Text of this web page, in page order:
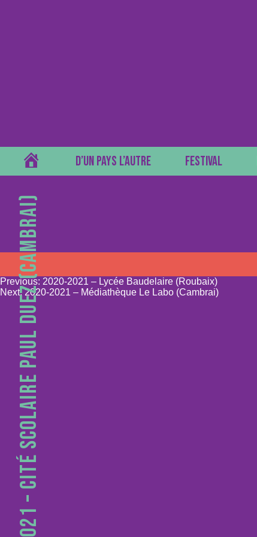
D’UN PAYS L’AUTRE FESTIVAL
2020-2021 – CITÉ SCOLAIRE PAUL DUEZ (CAMBRAI)
Navigation
de
l’article
Previous: 2020-2021 – Lycée Baudelaire (Roubaix)
Next: 2020-2021 – Médiathèque Le Labo (Cambrai)